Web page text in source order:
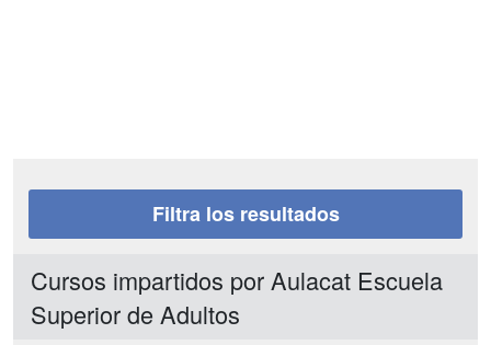
Filtra los resultados
Cursos impartidos por Aulacat Escuela
Superior de Adultos